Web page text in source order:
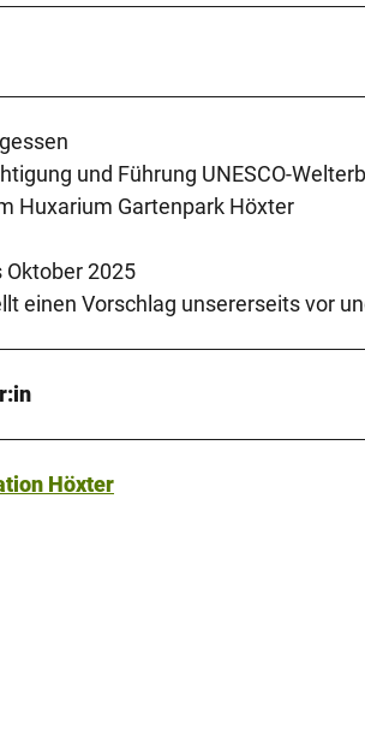
und Führung UNESCO-
Huxarium Gartenpark Höxter
Oktober 2025
einen Vorschlag unsererseits vor
Höxter